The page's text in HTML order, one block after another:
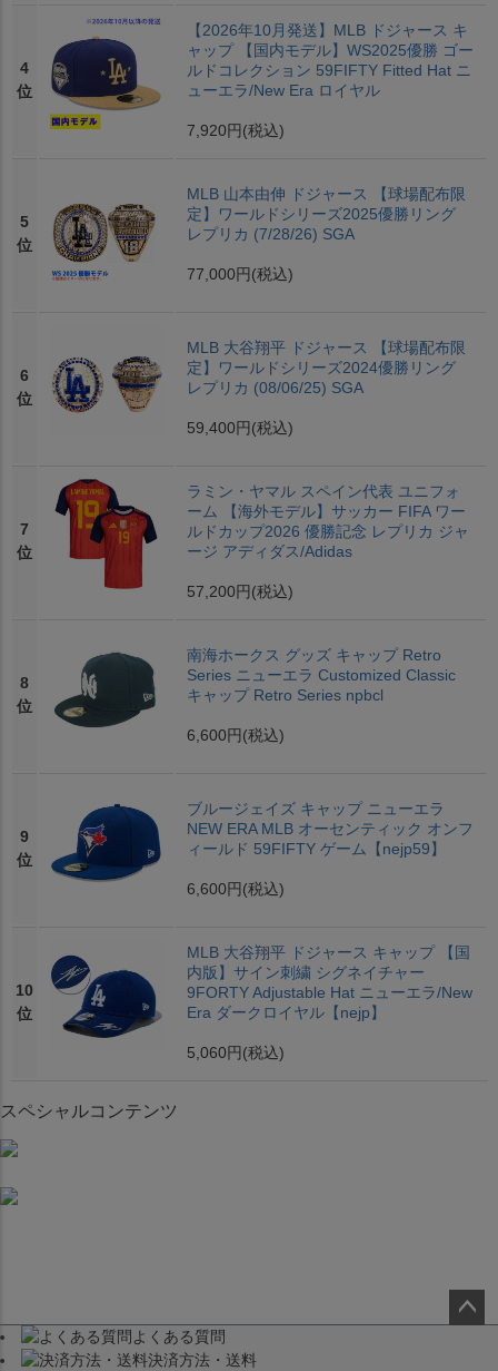
4
位
【2026年10月発送】MLB ドジャース キ
ャップ 【国内モデル】WS2025優勝 ゴー
ルドコレクション 59FIFTY Fitted Hat ニ
ューエラ/New Era ロイヤル
7,920円 (税込)
5
位
MLB 山本由伸 ドジャース 【球場配布限
定】ワールドシリーズ2025優勝リング
レプリカ (7/28/26) SGA
77,000円 (税込)
6
位
MLB 大谷翔平 ドジャース 【球場配布限
定】ワールドシリーズ2024優勝リング
レプリカ (08/06/25) SGA
59,400円 (税込)
7
位
ラミン・ヤマル スペイン代表 ユニフォ
ーム 【海外モデル】サッカー FIFA ワー
ルドカップ2026 優勝記念 レプリカ ジャ
ージ アディダス/Adidas
57,200円 (税込)
8
位
南海ホークス グッズ キャップ Retro
Series ニューエラ Customized Classic
キャップ Retro Series npbcl
6,600円 (税込)
9
位
ブルージェイズ キャップ ニューエラ
NEW ERA MLB オーセンティック オンフ
ィールド 59FIFTY ゲーム【nejp59】
6,600円 (税込)
10
位
MLB 大谷翔平 ドジャース キャップ 【国
内版】サイン刺繍 シグネイチャー
9FORTY Adjustable Hat ニューエラ/New
Era ダークロイヤル【nejp】
5,060円 (税込)
スペシャルコンテンツ
よくある質問
決済方法・送料